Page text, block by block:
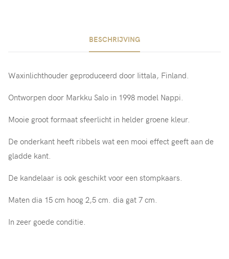
BESCHRIJVING
Waxinlichthouder geproduceerd door Iittala, Finland.
Ontworpen door Markku Salo in 1998 model Nappi.
Mooie groot formaat sfeerlicht in helder groene kleur.
De onderkant heeft ribbels wat een mooi effect geeft aan de
gladde kant.
De kandelaar is ook geschikt voor een stompkaars.
Maten dia 15 cm hoog 2,5 cm. dia gat 7 cm.
In zeer goede conditie.